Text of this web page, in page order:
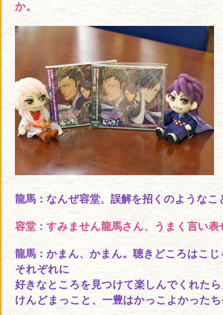
か。
龍馬：なんぜ容堂、誤解を招くのような
容堂：すみません龍馬さん、うまく言い
龍馬：かまん、かまん。聴きどころはこ
それぞれに
好きなところを見つけて楽しんでくれた
けんどまっこと、一豊はかっこよかった